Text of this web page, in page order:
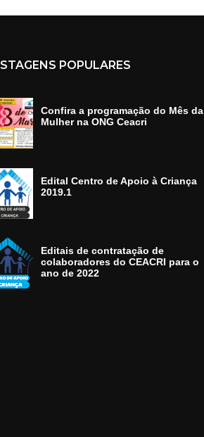
POPULARES
Confira a programação do Mês da
Mulher na ONG Ceacri
Edital Centro de Apoio à Criança
2019.1
Editais de contratação de
colaboradores do CEACRI para o
ano de 2022